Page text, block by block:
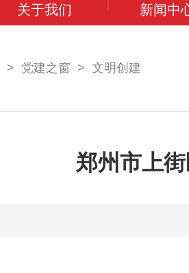
关于我们 新闻中
党建之窗 文明创建
郑州市上